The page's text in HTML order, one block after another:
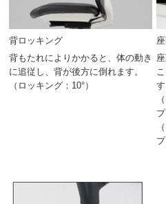
背ロッキング
背もたれによりかかると、体の動き
に追従し、背が後方に倒れます。
（ロッキング：10°）
す
プ
プ